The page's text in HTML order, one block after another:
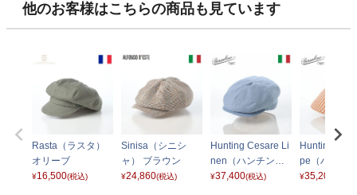
他のお客様はこちらの商品も見ています
Rasta（ラスタ）
オリーブ
¥16,500(税込)
Sinisa（シニシ
ャ） ブラウン
¥24,860(税込)
Hunting Cesare Li
nen（ハンチング
チェーザレ リネ
¥37,400(税込)
Hunting
pe（ハンチ
リギ ストラ
¥35,200